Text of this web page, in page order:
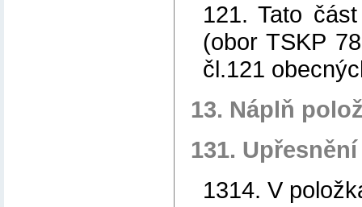
121. Tato
(obor TSKP
čl.121
13. Náplň
131.
1314. V